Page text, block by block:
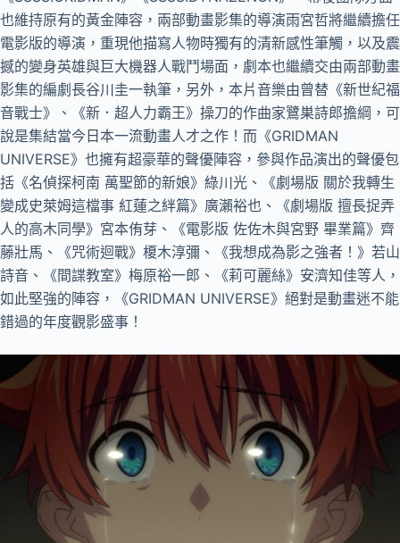
也維持原有的黃金陣容，兩部動畫影集的導演雨宮哲將繼續擔任
電影版的導演，重現他描寫人物時獨有的清新感性筆觸，以及震
撼的變身英雄與巨大機器人戰鬥場面，劇本也繼續交由兩部動畫
影集的編劇長谷川圭一執筆，另外，本片音樂由曾替《新世紀福
音戰士》、《新．超人力霸王》操刀的作曲家鷺巣詩郎擔綱，可
說是集結當今日本一流動畫人才之作！而《GRIDMAN
UNIVERSE》也擁有超豪華的聲優陣容，參與作品演出的聲優包
括《名偵探柯南 萬聖節的新娘》綠川光、《劇場版 關於我轉生
變成史萊姆這檔事 紅蓮之絆篇》廣瀨裕也、《劇場版 擅長捉弄
人的高木同學》宮本侑芽、《電影版 佐佐木與宮野 畢業篇》齊
藤壯馬、《咒術迴戰》榎木淳彌、《我想成為影之強者！》若山
詩音、《間諜教室》梅原裕一郎、《莉可麗絲》安濟知佳等人，
如此堅強的陣容，《GRIDMAN UNIVERSE》絕對是動畫迷不能
錯過的年度觀影盛事！